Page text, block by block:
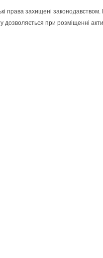
права захищені
при розміщенні